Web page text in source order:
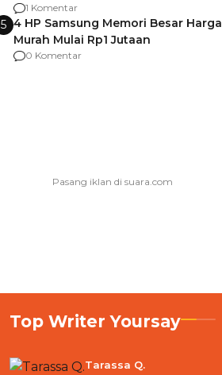
agar Dana Tidak Hangus!
1 Komentar
5 4 HP Samsung Memori Besar Harga
Murah Mulai Rp1 Jutaan
0 Komentar
Top Writer Yoursay
Tarassa Q.